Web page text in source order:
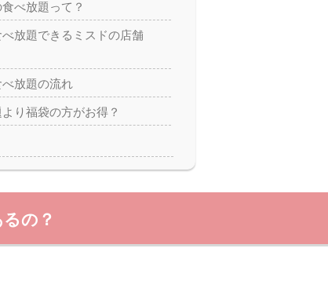
べ放題って？
べ放題できるミスドの店舗
べ放題の流れ
り福袋の方がお得？
の？